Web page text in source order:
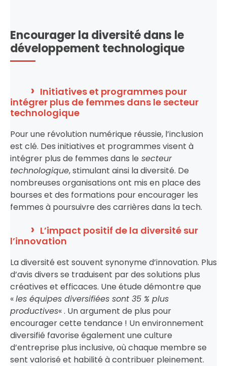
Encourager la diversité dans le
développement technologique
Initiatives et programmes pour
intégrer plus de femmes dans le secteur
technologique
Pour une révolution numérique réussie, l’inclusion
est clé. Des initiatives et programmes visent à
intégrer plus de femmes dans le secteur
technologique, stimulant ainsi la diversité. De
nombreuses organisations ont mis en place des
bourses et des formations pour encourager les
femmes à poursuivre des carrières dans la tech.
L’impact positif de la diversité sur
l’innovation
La diversité est souvent synonyme d’innovation. Plus
d’avis divers se traduisent par des solutions plus
créatives et efficaces. Une étude démontre que
«les équipes diversifiées sont 35 % plus
productives« . Un argument de plus pour
encourager cette tendance ! Un environnement
diversifié favorise également une culture
d’entreprise plus inclusive, où chaque membre se
sent valorisé et habilité à contribuer pleinement.